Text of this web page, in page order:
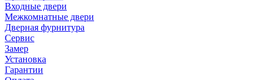
Входные двери
Межкомнатные двери
Дверная фурнитура
Сервис
Замер
Установка
Гарантии